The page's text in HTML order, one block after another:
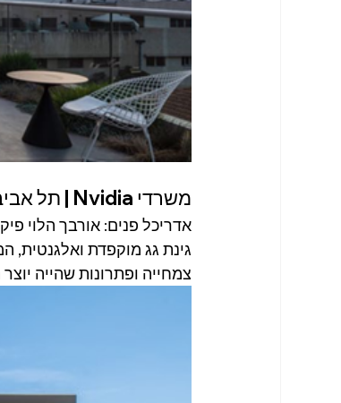
משרדי Nvidia | תל אביב
אדריכל פנים: אורבך הלוי
גינת גג מוקפדת ואלגנטית,
צמחייה ופתרונות שהייה יוצר